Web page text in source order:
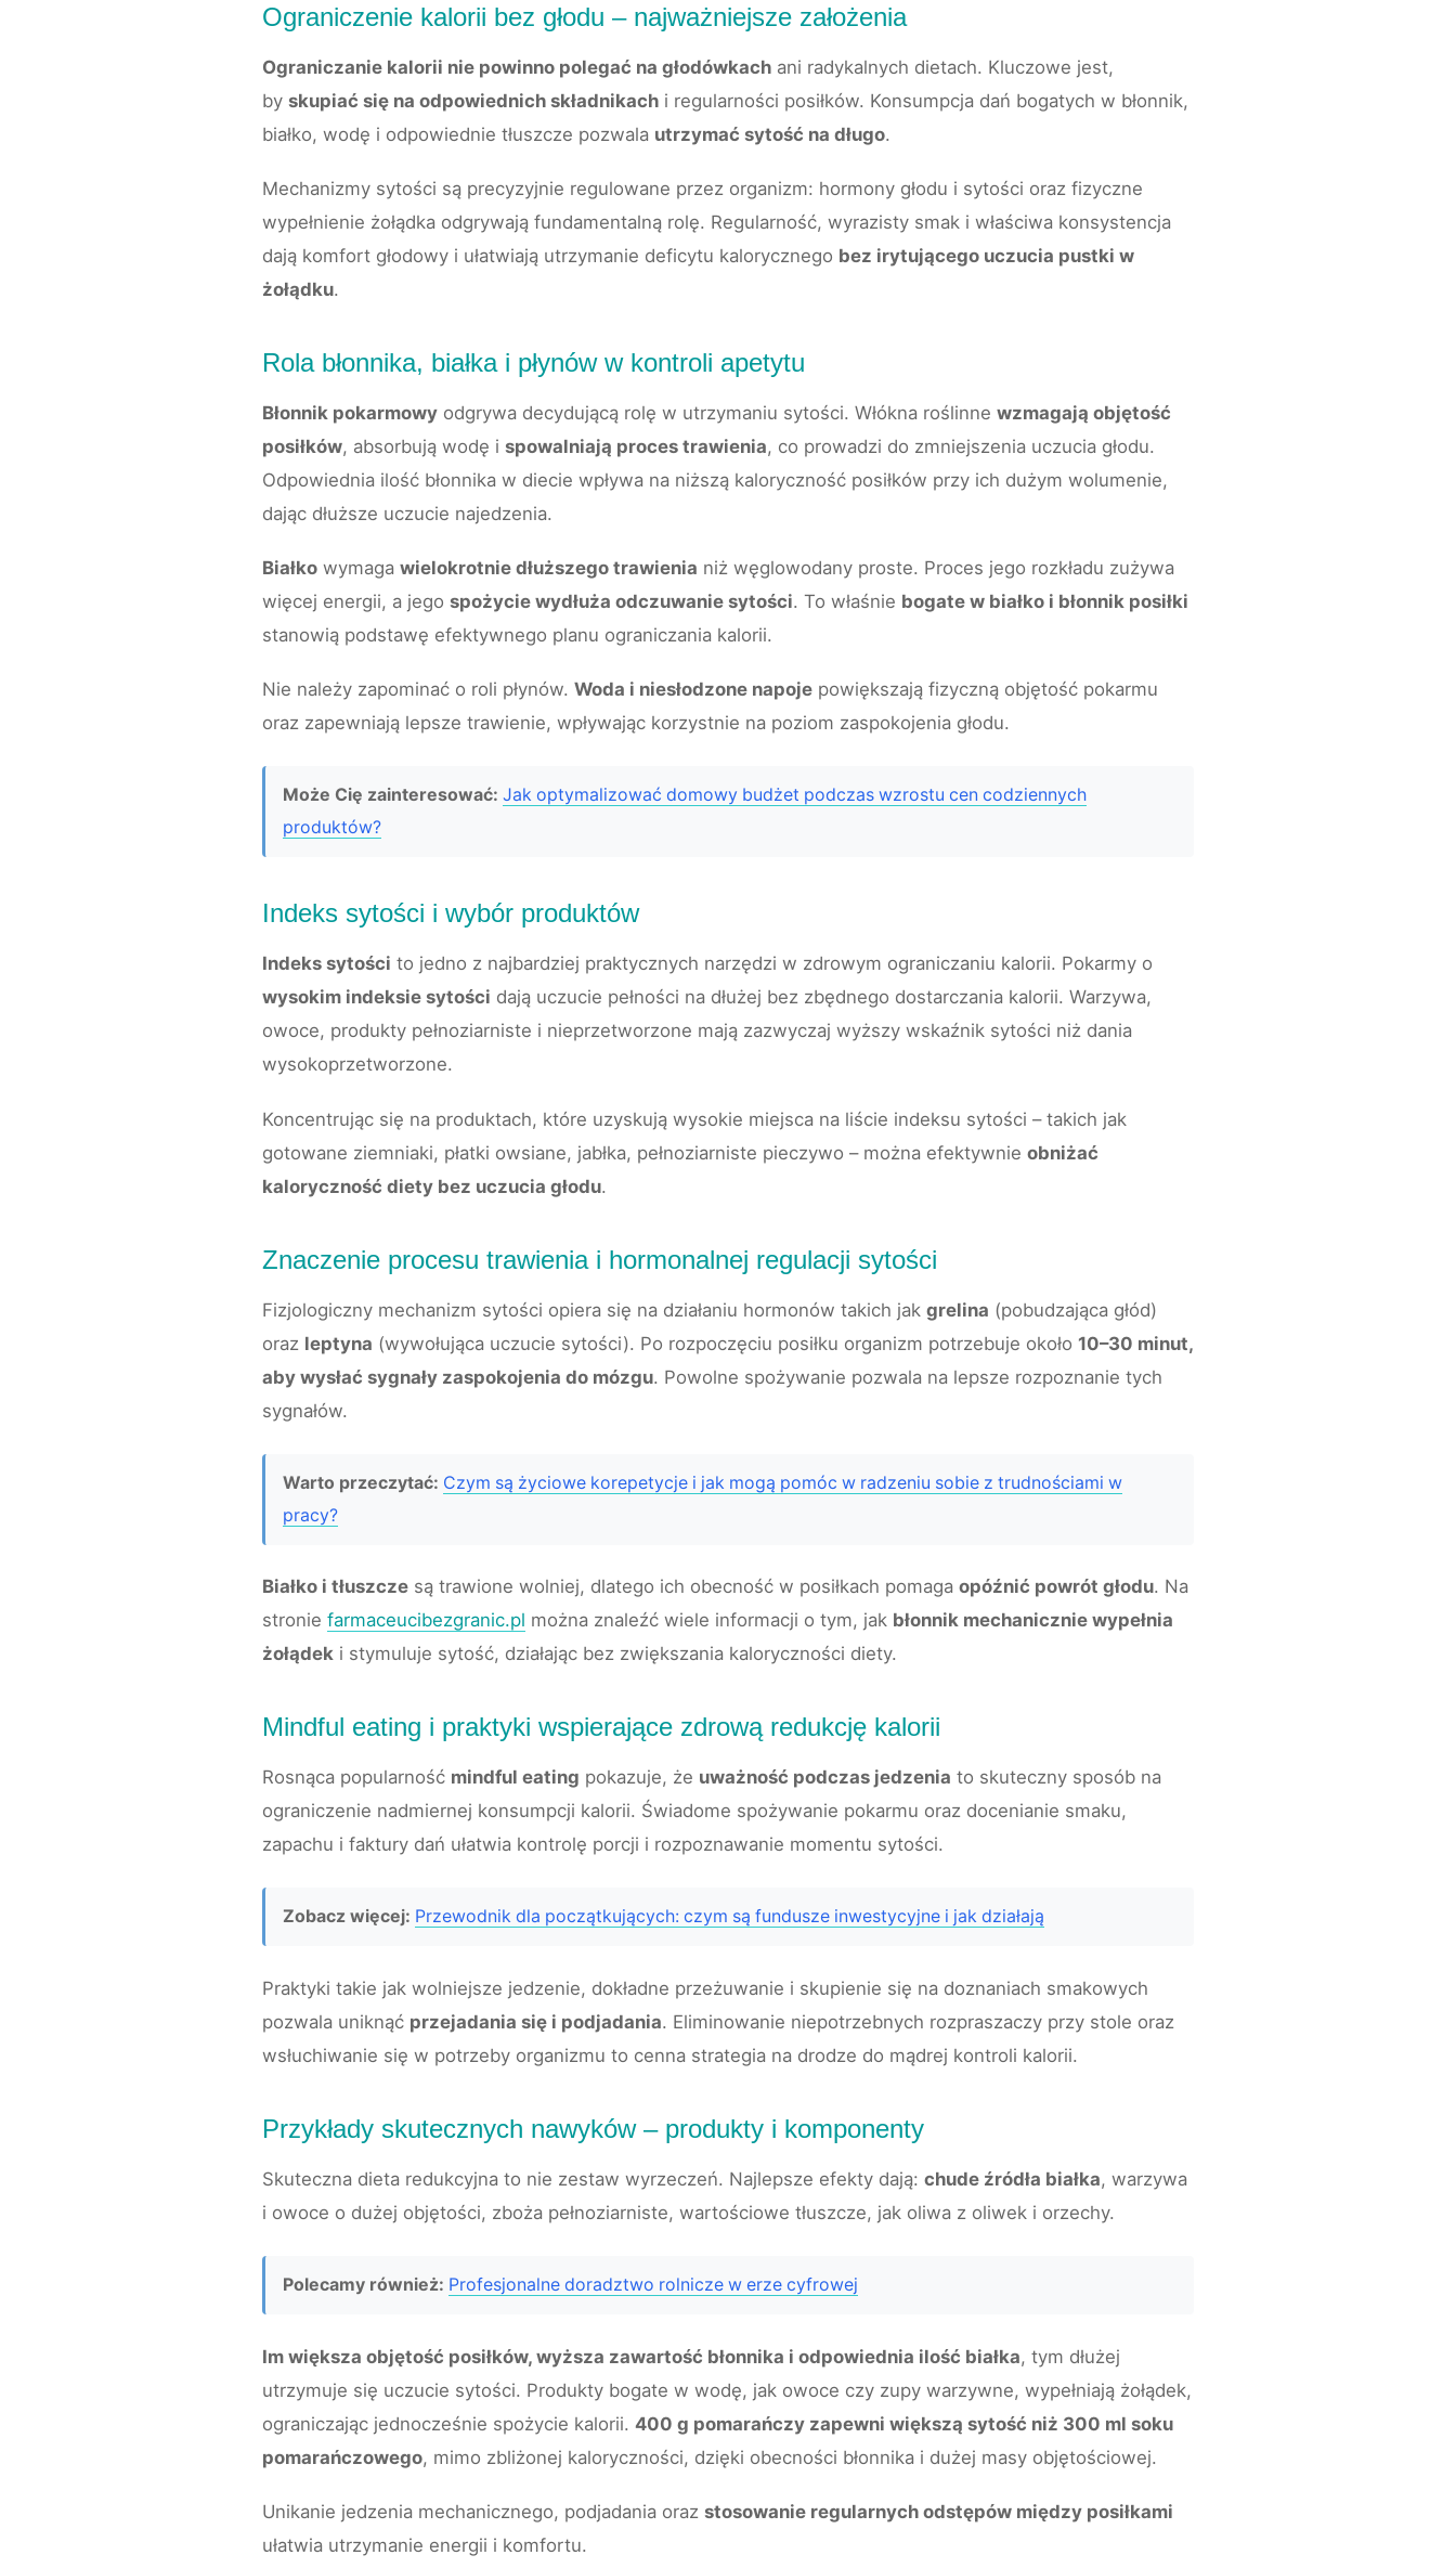
Ograniczenie kalorii bez głodu – najważniejsze założenia
Ograniczanie kalorii nie powinno polegać na głodówkach ani radykalnych dietach. Kluczowe jest,
by skupiać się na odpowiednich składnikach i regularności posiłków. Konsumpcja dań bogatych w błonnik,
białko, wodę i odpowiednie tłuszcze pozwala utrzymać sytość na długo.
Mechanizmy sytości są precyzyjnie regulowane przez organizm: hormony głodu i sytości oraz fizyczne
wypełnienie żołądka odgrywają fundamentalną rolę. Regularność, wyrazisty smak i właściwa konsystencja
dają komfort głodowy i ułatwiają utrzymanie deficytu kalorycznego bez irytującego uczucia pustki w
żołądku.
Rola błonnika, białka i płynów w kontroli apetytu
Błonnik pokarmowy odgrywa decydującą rolę w utrzymaniu sytości. Włókna roślinne wzmagają objętość
posiłków, absorbują wodę i spowalniają proces trawienia, co prowadzi do zmniejszenia uczucia głodu.
Odpowiednia ilość błonnika w diecie wpływa na niższą kaloryczność posiłków przy ich dużym wolumenie,
dając dłuższe uczucie najedzenia.
Białko wymaga wielokrotnie dłuższego trawienia niż węglowodany proste. Proces jego rozkładu zużywa
więcej energii, a jego spożycie wydłuża odczuwanie sytości. To właśnie bogate w białko i błonnik posiłki
stanowią podstawę efektywnego planu ograniczania kalorii.
Nie należy zapominać o roli płynów. Woda i niesłodzone napoje powiększają fizyczną objętość pokarmu
oraz zapewniają lepsze trawienie, wpływając korzystnie na poziom zaspokojenia głodu.
Może Cię zainteresować: Jak optymalizować domowy budżet podczas wzrostu cen codziennych
produktów?
Indeks sytości i wybór produktów
Indeks sytości to jedno z najbardziej praktycznych narzędzi w zdrowym ograniczaniu kalorii. Pokarmy o
wysokim indeksie sytości dają uczucie pełności na dłużej bez zbędnego dostarczania kalorii. Warzywa,
owoce, produkty pełnoziarniste i nieprzetworzone mają zazwyczaj wyższy wskaźnik sytości niż dania
wysokoprzetworzone.
Koncentrując się na produktach, które uzyskują wysokie miejsca na liście indeksu sytości – takich jak
gotowane ziemniaki, płatki owsiane, jabłka, pełnoziarniste pieczywo – można efektywnie obniżać
kaloryczność diety bez uczucia głodu.
Znaczenie procesu trawienia i hormonalnej regulacji sytości
Fizjologiczny mechanizm sytości opiera się na działaniu hormonów takich jak grelina (pobudzająca głód)
oraz leptyna (wywołująca uczucie sytości). Po rozpoczęciu posiłku organizm potrzebuje około 10–30 minut,
aby wysłać sygnały zaspokojenia do mózgu. Powolne spożywanie pozwala na lepsze rozpoznanie tych
sygnałów.
Warto przeczytać: Czym są życiowe korepetycje i jak mogą pomóc w radzeniu sobie z trudnościami w
pracy?
Białko i tłuszcze są trawione wolniej, dlatego ich obecność w posiłkach pomaga opóźnić powrót głodu. Na
stronie farmaceucibezgranic.pl można znaleźć wiele informacji o tym, jak błonnik mechanicznie wypełnia
żołądek i stymuluje sytość, działając bez zwiększania kaloryczności diety.
Mindful eating i praktyki wspierające zdrową redukcję kalorii
Rosnąca popularność mindful eating pokazuje, że uważność podczas jedzenia to skuteczny sposób na
ograniczenie nadmiernej konsumpcji kalorii. Świadome spożywanie pokarmu oraz docenianie smaku,
zapachu i faktury dań ułatwia kontrolę porcji i rozpoznawanie momentu sytości.
Zobacz więcej: Przewodnik dla początkujących: czym są fundusze inwestycyjne i jak działają
Praktyki takie jak wolniejsze jedzenie, dokładne przeżuwanie i skupienie się na doznaniach smakowych
pozwala uniknąć przejadania się i podjadania. Eliminowanie niepotrzebnych rozpraszaczy przy stole oraz
wsłuchiwanie się w potrzeby organizmu to cenna strategia na drodze do mądrej kontroli kalorii.
Przykłady skutecznych nawyków – produkty i komponenty
Skuteczna dieta redukcyjna to nie zestaw wyrzeczeń. Najlepsze efekty dają: chude źródła białka, warzywa
i owoce o dużej objętości, zboża pełnoziarniste, wartościowe tłuszcze, jak oliwa z oliwek i orzechy.
Polecamy również: Profesjonalne doradztwo rolnicze w erze cyfrowej
Im większa objętość posiłków, wyższa zawartość błonnika i odpowiednia ilość białka, tym dłużej
utrzymuje się uczucie sytości. Produkty bogate w wodę, jak owoce czy zupy warzywne, wypełniają żołądek,
ograniczając jednocześnie spożycie kalorii. 400 g pomarańczy zapewni większą sytość niż 300 ml soku
pomarańczowego, mimo zbliżonej kaloryczności, dzięki obecności błonnika i dużej masy objętościowej.
Unikanie jedzenia mechanicznego, podjadania oraz stosowanie regularnych odstępów między posiłkami
ułatwia utrzymanie energii i komfortu.